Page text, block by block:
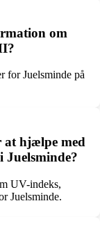
om
for Juelsminde på
hjælpe med
UV-indeks,
Juelsminde.